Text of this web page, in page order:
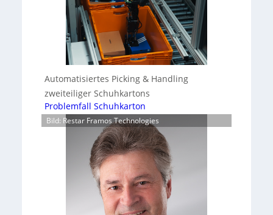
Automatisiertes Picking & Handling
zweiteiliger Schuhkartons
Problemfall Schuhkarton
Bild: Restar Framos Technologies